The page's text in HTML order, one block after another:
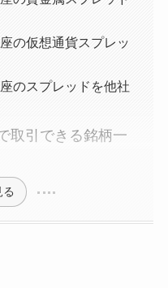
の仮想通貨スプレッ
のスプレッドを他社
取引できる銘柄一
る